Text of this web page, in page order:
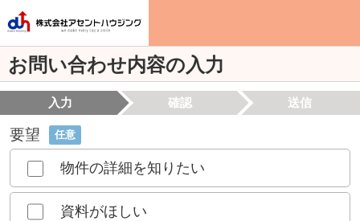
お問い合わせ内容の入力
入力 確認 送信
要望 任意
物件の詳細を知りたい
資料がほしい